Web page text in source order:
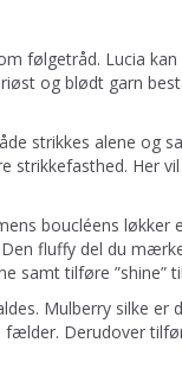
følgetråd. Lucia
og blødt garn
strikkes alene og
strikkefasthed. Her
boucléens løkker
fluffy del du
samt tilføre ”shine”
Mulberry silke er
Derudover